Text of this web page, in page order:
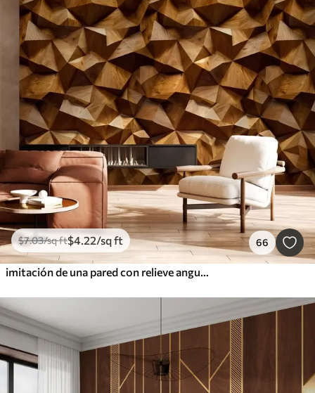
$7.03/sq ft$4.22/sq ft 66
imitación de una pared con relieve angular hecha de madera